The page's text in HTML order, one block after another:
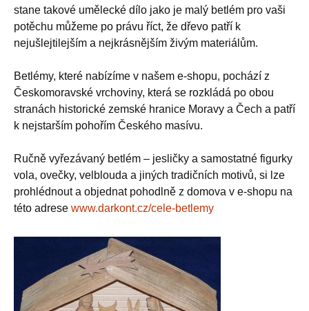
stane takové umělecké dílo jako je malý betlém pro vaši
potěchu můžeme po právu říct, že dřevo patří k
nejušlejtilejším a nejkrásnějším živým materiálům.
Betlémy, které nabízíme v našem e-shopu, pochází z
Českomoravské vrchoviny, která se rozkládá po obou
stranách historické zemské hranice Moravy a Čech a patří
k nejstarším pohořím Českého masívu.
Ručně vyřezávaný betlém – jesličky a samostatné figurky
vola, ovečky, velblouda a jiných tradičních motivů, si lze
prohlédnout a objednat pohodlně z domova v e-shopu na
této adrese www.darkont.cz/cele-betlemy